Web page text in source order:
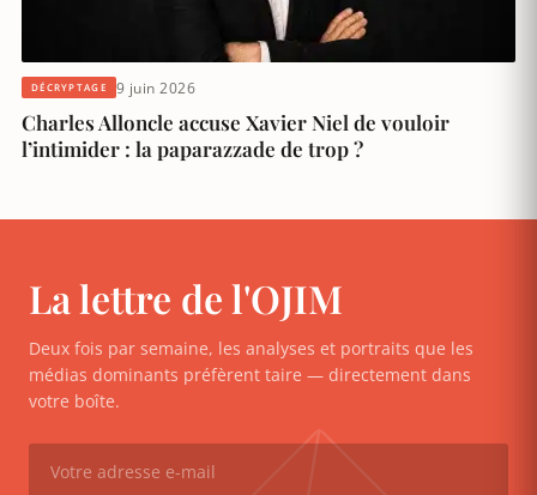
DÉCRYPTAGE 9 juin 2026
Charles Alloncle accuse Xavier Niel de vouloir
l’intimider : la paparazzade de trop ?
La lettre de l'OJIM
Deux fois par semaine, les analyses et portraits que les
médias dominants préfèrent taire — directement dans
votre boîte.